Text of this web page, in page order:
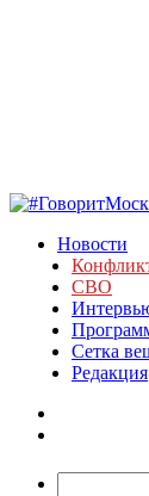
Новости
СВО
Сетка
Редакция